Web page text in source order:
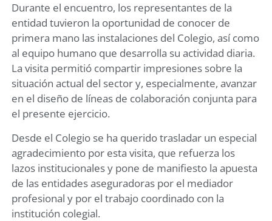
Durante el encuentro, los representantes de la
entidad tuvieron la oportunidad de conocer de
primera mano las instalaciones del Colegio, así como
al equipo humano que desarrolla su actividad diaria.
La visita permitió compartir impresiones sobre la
situación actual del sector y, especialmente, avanzar
en el diseño de líneas de colaboración conjunta para
el presente ejercicio.
Desde el Colegio se ha querido trasladar un especial
agradecimiento por esta visita, que refuerza los
lazos institucionales y pone de manifiesto la apuesta
de las entidades aseguradoras por el mediador
profesional y por el trabajo coordinado con la
institución colegial.